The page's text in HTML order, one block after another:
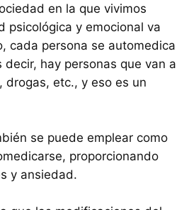
en la que vivimos
psicológica y emocional va
cada persona se automedica
decir, hay personas que van a
drogas, etc., y eso es un
se puede emplear como
proporcionando
y ansiedad.